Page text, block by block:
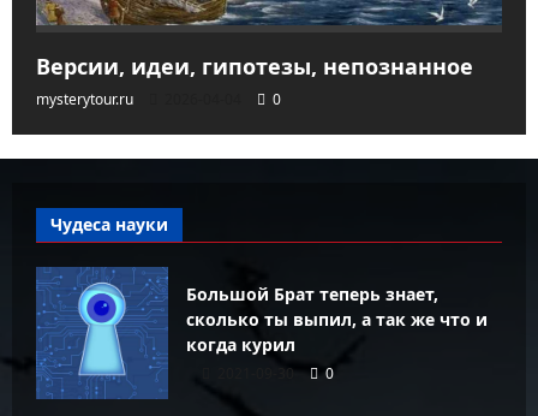
Версии, идеи, гипотезы, непознанное
mysterytour.ru 0
Чудеса науки
Большой Брат теперь знает,
сколько ты выпил, а так же что и
когда курил
2021-09-30 0